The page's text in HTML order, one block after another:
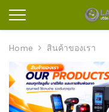
Home สินค้าของเรา